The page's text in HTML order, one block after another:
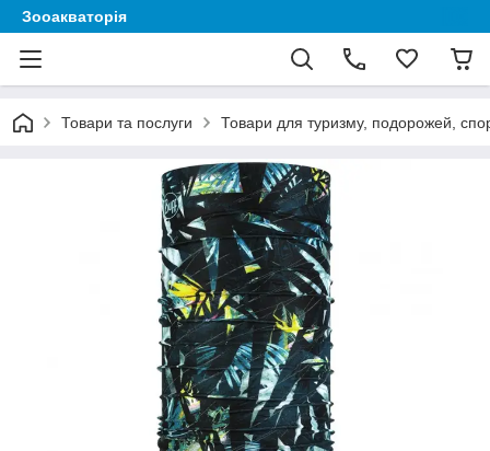
Зооакваторія
Товари та послуги Товари для туризму, подорожей,